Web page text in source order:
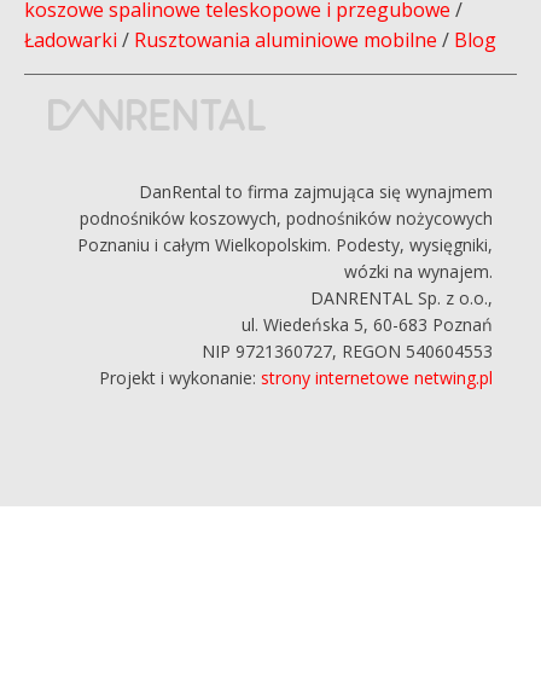
koszowe spalinowe teleskopowe i przegubowe /
Ładowarki / Rusztowania aluminiowe mobilne / Blog
DanRental to firma zajmująca się wynajmem
podnośników koszowych, podnośników nożycowych
Poznaniu i całym Wielkopolskim. Podesty, wysięgniki,
wózki na wynajem.
DANRENTAL Sp. z o.o.,
ul. Wiedeńska 5, 60-683 Poznań
NIP 9721360727, REGON 540604553
Projekt i wykonanie: strony internetowe netwing.pl